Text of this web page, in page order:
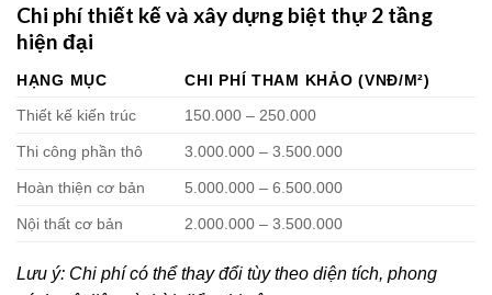
Chi phí thiết kế và xây dựng biệt thự 2 tầng
hiện đại
HẠNG MỤC
CHI PHÍ THAM KHẢO (VNĐ/M²)
Thiết kế kiến trúc
150.000 – 250.000
Thi công phần thô 3.000.000 – 3.500.000
Hoàn thiện cơ bản 5.000.000 – 6.500.000
Nội thất cơ bản 2.000.000 – 3.500.000
Lưu ý: Chi phí có thể thay đổi tùy theo diện tích, phong